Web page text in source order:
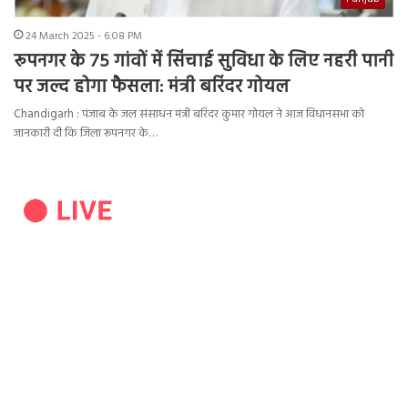
24 March 2025 - 6:08 PM
रूपनगर के 75 गांवों में सिंचाई सुविधा के लिए नहरी पानी
पर जल्द होगा फैसला: मंत्री बरिंदर गोयल
Chandigarh : पंजाब के जल संसाधन मंत्री बरिंदर कुमार गोयल ने आज विधानसभा को
जानकारी दी कि जिला रूपनगर के…